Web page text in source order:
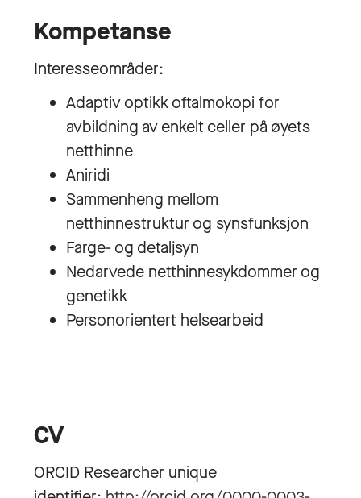
Kompetanse
Interesseområder:
Adaptiv optikk oftalmokopi for
avbildning av enkelt celler på øyets
netthinne
Aniridi
Sammenheng mellom
netthinnestruktur og synsfunksjon
Farge- og detaljsyn
Nedarvede netthinnesykdommer og
genetikk
Personorientert helsearbeid
CV
ORCID Researcher unique